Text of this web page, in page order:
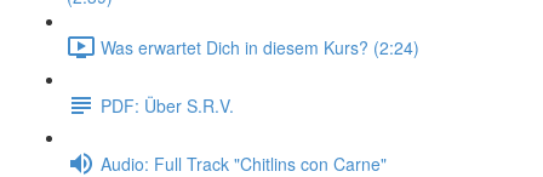
Was erwartet Dich in diesem Kurs? (2:24)
PDF: Über S.R.V.
Audio: Full Track "Chitlins con Carne"